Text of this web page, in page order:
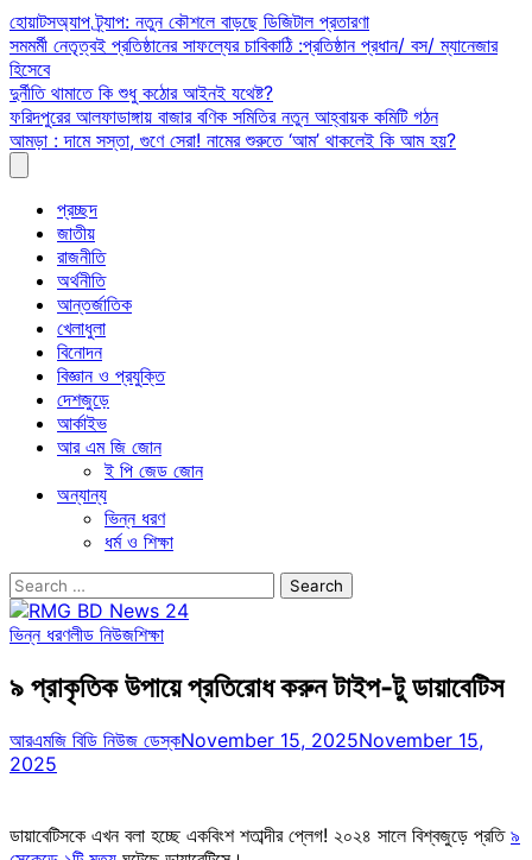
Skip
to
content
হোয়াটসঅ্যাপ ট্র্যাপ: নতুন কৌশলে বাড়ছে ডিজিটাল প্রতারণা
সমমর্মী নেতৃত্বই প্রতিষ্ঠানের সাফল্যের চাবিকাঠি :প্রতিষ্ঠান প্রধান/ বস/ ম্যানেজার
হিসেবে
দুর্নীতি থামাতে কি শুধু কঠোর আইনই যথেষ্ট?
ফরিদপুরের আলফাডাঙ্গায় বাজার বণিক সমিতির নতুন আহ্বায়ক কমিটি গঠন
আমড়া : দামে সস্তা, গুণে সেরা! নামের শুরুতে ‘আম’ থাকলেই কি আম হয়?
প্রচ্ছদ
জাতীয়
রাজনীতি
অর্থনীতি
আন্তর্জাতিক
খেলাধুলা
বিনোদন
বিজ্ঞান ও প্রযুক্তি
দেশজুড়ে
আর্কাইভ
আর এম জি জোন
ই পি জেড জোন
অন্যান্য
ভিন্ন ধরণ
ধর্ম ও শিক্ষা
Search
for:
ভিন্ন ধরণলীড নিউজশিক্ষা
৯ প্রাকৃতিক উপায়ে প্রতিরোধ করুন টাইপ-টু ডায়াবেটিস
আরএমজি বিডি নিউজ ডেস্কNovember 15, 2025November 15,
2025
ডায়াবেটিসকে এখন বলা হচ্ছে একবিংশ শতাব্দীর প্লেগ! ২০২৪ সালে বিশ্বজুড়ে প্রতি ৯